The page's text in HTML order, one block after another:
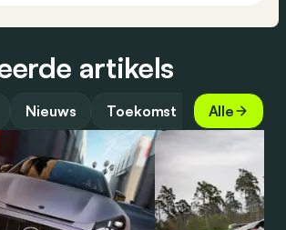
artikels
Nieuws Toekomst Alle